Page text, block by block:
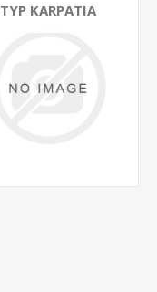
TYP KARPATIA